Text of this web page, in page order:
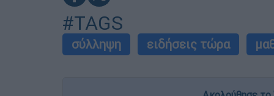
#TAGS
σύλληψη ειδήσεις τώρα